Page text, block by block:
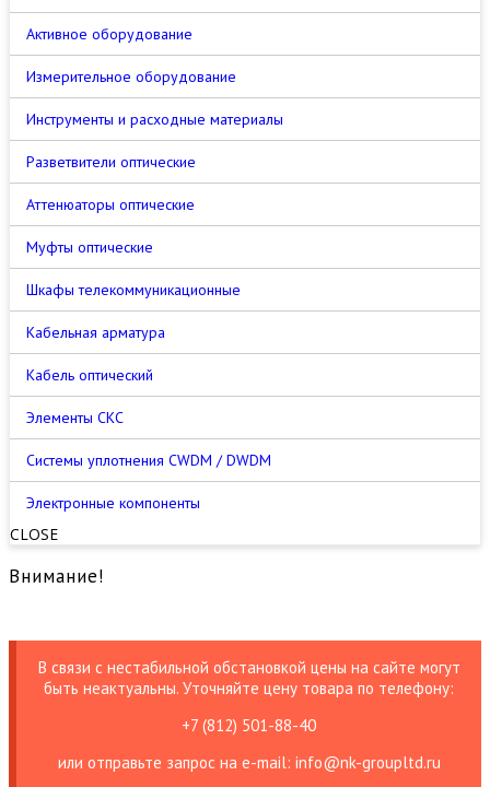
Активное оборудование
Измерительное оборудование
Инструменты и расходные материалы
Разветвители оптические
Аттенюаторы оптические
Муфты оптические
Шкафы телекоммуникационные
Кабельная арматура
Кабель оптический
Элементы СКС
Cистемы уплотнения CWDM / DWDM
Электронные компоненты
CLOSE
Внимание!
В связи с нестабильной обстановкой цены на сайте могут
быть неактуальны. Уточняйте цену товара по телефону:
+7 (812) 501-88-40
или отправьте запрос на е-mail: info@nk-groupltd.ru